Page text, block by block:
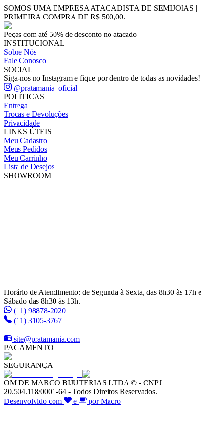
SOMOS UMA EMPRESA ATACADISTA DE SEMIJOIAS |
PRIMEIRA COMPRA DE R$ 500,00.
Peças com até 50% de desconto no atacado
INSTITUCIONAL
Sobre Nós
Fale Conosco
SOCIAL
Siga-nos no Instagram e fique por dentro de todas as novidades!
@pratamania_oficial
POLÍTICAS
Entrega
Trocas e Devoluções
Privacidade
LINKS ÚTEIS
Meu Cadastro
Meus Pedidos
Meu Carrinho
Lista de Desejos
SHOWROOM
Horário de Atendimento: de Segunda à Sexta, das 8h30 às 17h e
Sábado das 8h30 às 13h.
(11) 98878-2020
(11) 3105-3767
site@pratamania.com
PAGAMENTO
SEGURANÇA
OM DE MARCO BIJUTERIAS LTDA © - CNPJ
20.504.118/0001-64 - Todos Direitos Reservados.
Desenvolvido com
e por Macro